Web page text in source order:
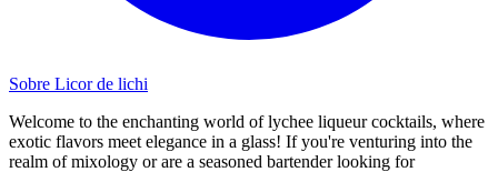
Sobre Licor de lichi
Welcome to the enchanting world of lychee liqueur cocktails, where
exotic flavors meet elegance in a glass! If you're venturing into the
realm of mixology or are a seasoned bartender looking for